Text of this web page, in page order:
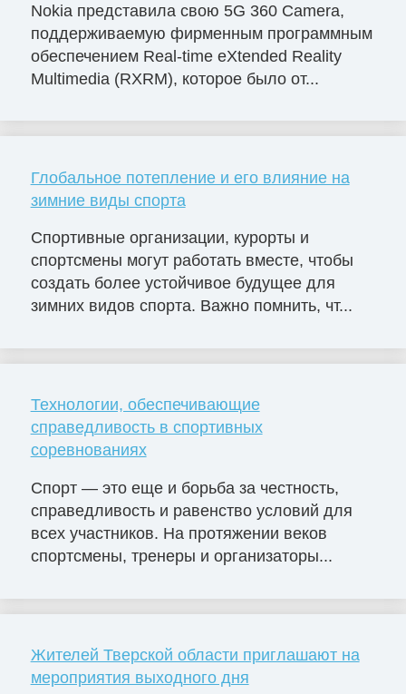
Nokia представила свою 5G 360 Camera,
поддерживаемую фирменным программным
обеспечением Real-time eXtended Reality
Multimedia (RXRM), которое было от...
Глобальное потепление и его влияние на
зимние виды спорта
Спортивные организации, курорты и
спортсмены могут работать вместе, чтобы
создать более устойчивое будущее для
зимних видов спорта. Важно помнить, чт...
Технологии, обеспечивающие
справедливость в спортивных
соревнованиях
Спорт — это еще и борьба за честность,
справедливость и равенство условий для
всех участников. На протяжении веков
спортсмены, тренеры и организаторы...
Жителей Тверской области приглашают на
мероприятия выходного дня